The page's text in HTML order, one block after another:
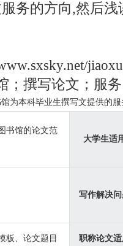
务的方向,然后
；撰写论文；服务
为本科毕业生撰写文提供的
书馆的论文范
大学生适
写作解决
板、论文题目 职称论文